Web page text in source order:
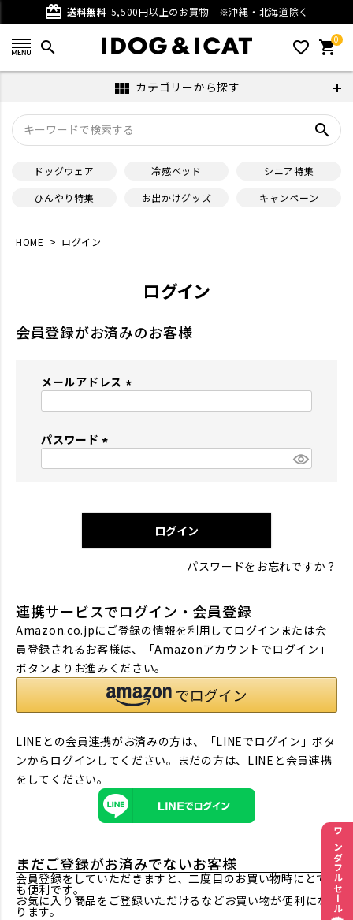
card_giftcard 送料無料 5,500円以上のお買物 ※沖縄・北海道除く
search favorite_outline 0
shopping_cart
view_module カテゴリーから探す
search
ドッグウェア 冷感ベッド
シニア特集
ひんやり特集
お出かけグッズ キャンペーン
HOME ログイン
ログイン
会員登録がお済みのお客様
メールアドレス
パスワード
)
ログイン
パスワードをお忘れですか？
連携サービスでログイン・会員登録
Amazon.co.jpにご登録の情報を利用してログインまたは会
員登録されるお客様は、「Amazonアカウントでログイン」
ボタンよりお進みください。
LINEとの会員連携がお済みの方は、「LINEでログイン」ボタ
ンからログインしてください。まだの方は、 LINEと会員連携
をしてください。
まだご登録がお済みでないお客様
会員登録をしていただきますと、二度目のお買い物時にとて
も便利です。
お気に入り商品をご登録いただけるなどお買い物が便利にな
ります。
ワンダフルセール